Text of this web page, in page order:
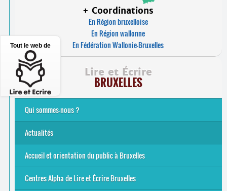
+ Coordinations
En Région bruxelloise
En Région wallonne
En Fédération Wallonie-Bruxelles
Lire et Écrire
BRUXELLES
Qui sommes-nous ?
Analphabétisme et illettrisme
L’alphabétisation populaire
Le mouvement Lire et Écrire
Nos missions
... Tous les articles
Actualités
Offres d’emploi du secteur à Bruxelles
La rentrée 2026-27
Pour être belge à la plage…
A vos agendas ! Alpha bruxellois, mobilise-toi !
Inauguration du Centre Alpha Forest de Lire et Écrire
Bruxelles
... Tous les articles
Accueil et orientation du public à Bruxelles
8 Points Accueil
Publics concernés ?
Que proposons-nous ?
Qui sommes-nous ?
Centres Alpha de Lire et Écrire Bruxelles
Tout le web de